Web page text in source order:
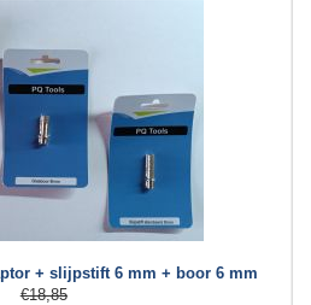
+ slijpstift 6 mm + boor 6 mm
€18,85